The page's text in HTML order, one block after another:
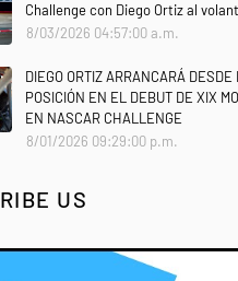
Challenge con Diego Ortiz al
8/03/2026 04:57:00 a.m.
DIEGO ORTIZ ARRANCARÁ
POSICIÓN EN EL DEBUT DE XIX
EN NASCAR CHALLENGE
8/01/2026 09:29:00 p.m.
US